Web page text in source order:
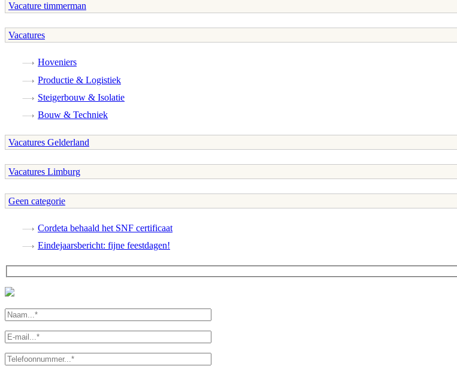
Vacature timmerman
Vacatures
Hoveniers
Productie & Logistiek
Steigerbouw & Isolatie
Bouw & Techniek
Vacatures Gelderland
Vacatures Limburg
Geen categorie
Cordeta behaald het SNF certificaat
Eindejaarsbericht: fijne feestdagen!